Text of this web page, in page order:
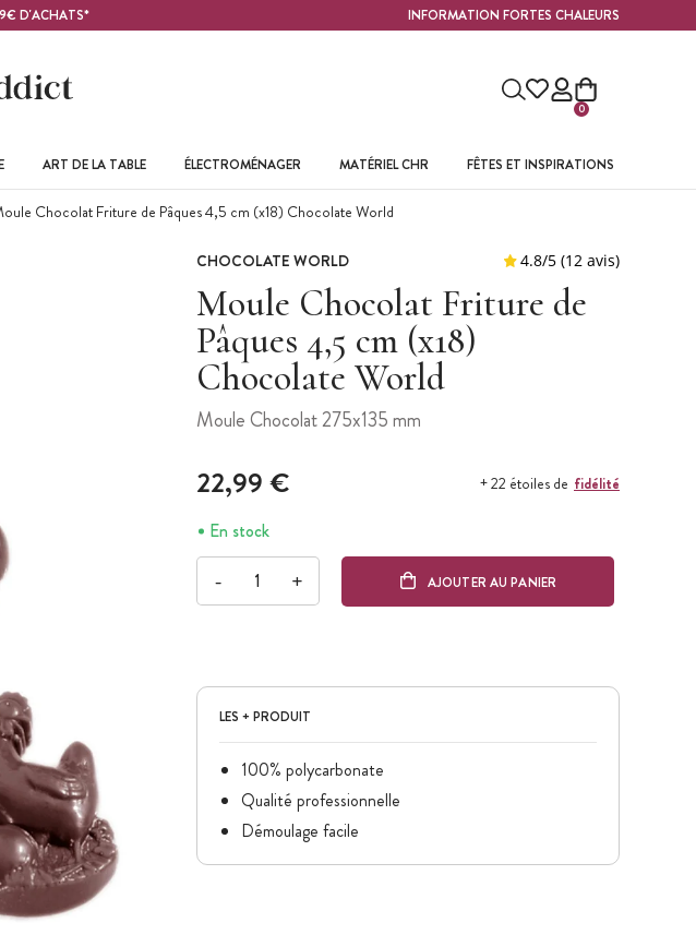
D'ACHATS* INFORMATION FORTES CHALEURS
0
ART DE LA TABLE ÉLECTROMÉNAGER MATÉRIEL CHR FÊTES ET INSPIRATIONS
Chocolat Friture de Pâques 4,5 cm (x18) Chocolate World
CHOCOLATE WORLD
Moule Chocolat Friture de
Pâques 4,5 cm (x18)
Chocolate World
Moule Chocolat 275x135 mm
22,99 € + 22 étoiles de fidélité
En stock
- + AJOUTER AU PANIER
LES + PRODUIT
100% polycarbonate
Qualité professionnelle
Démoulage facile